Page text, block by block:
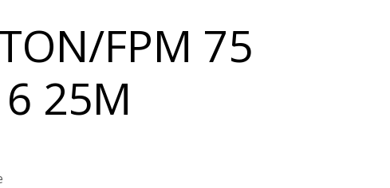
FPM 75
25M